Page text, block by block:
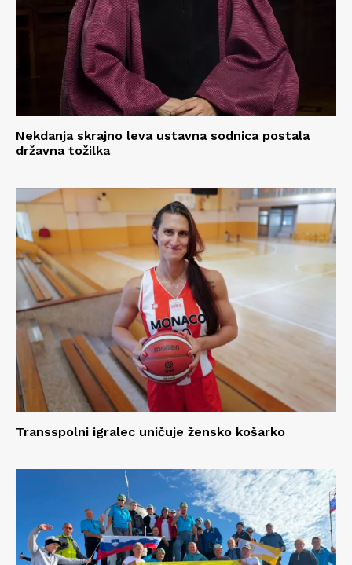
Nekdanja skrajno leva ustavna sodnica postala
državna tožilka
Transspolni igralec uničuje žensko košarko